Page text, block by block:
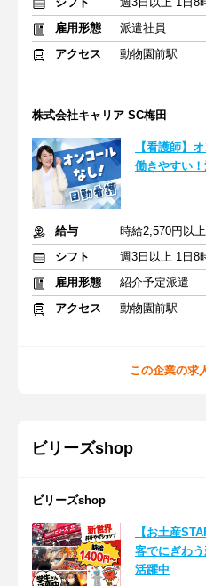
雇用形態
派遣社員
アクセス
動物園前駅
株式会社キャリア SC梅田
【看護師】
働きやすい
給与
時給2,570円以
シフト
雇用形態
紹介予定派遣
アクセス
動物園前駅
この企業の求
ビリーズshop
ビリーズshop
【お土産
客でにぎわ
活躍中